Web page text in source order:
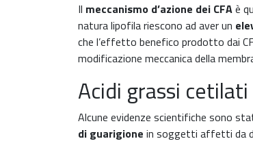
Il meccanismo d’azione dei CFAè
natura lipofila riescono ad aver un
che l’effetto benefico prodotto dai
modificazione meccanica della
Acidi grassi
Alcune evidenze scientifiche sono
di guarigione in soggetti affetti da